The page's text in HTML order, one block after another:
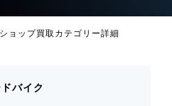
ショップ買取カテゴリー詳細
バイク